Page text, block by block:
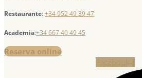
Restaurante:+34 952 49 39 47
Academia:+34 667 40 49 45
Reserva online